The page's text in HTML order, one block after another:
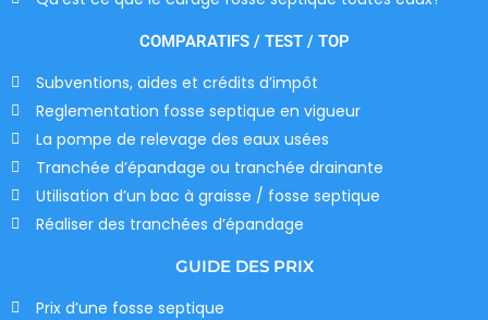
COMPARATIFS / TEST / TOP
Subventions, aides et crédits d’impôt
Reglementation fosse septique en vigueur
La pompe de relevage des eaux usées
Tranchée d’épandage ou tranchée drainante
Utilisation d’un bac à graisse / fosse septique
Réaliser des tranchées d’épandage
GUIDE DES PRIX
Prix d’une fosse septique